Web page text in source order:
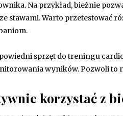
Na przykład, bieżnie
stawami. Warto przetestować
sprzęt do treningu
wyników. Pozwoli to
korzystać z